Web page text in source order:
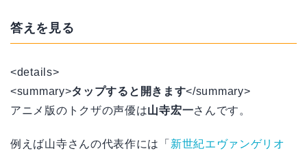
答えを見る
<details>
<summary>タップすると開きます</summary>
アニメ版のトクザの声優は山寺宏一さんです。
例えば山寺さんの代表作には「 新世紀エヴァンゲリオ